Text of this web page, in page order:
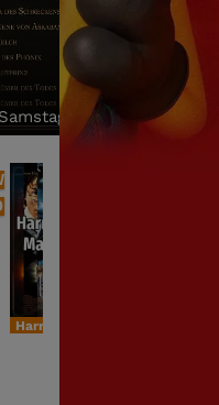
den 29.08.- Start